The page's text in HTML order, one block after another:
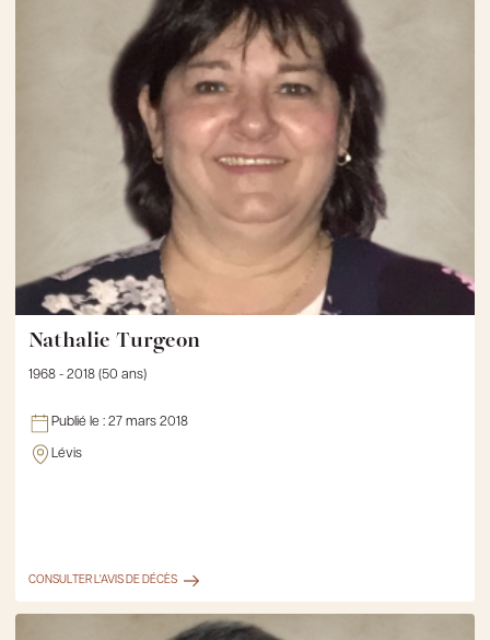
Nathalie Turgeon
1968 - 2018 (50 ans)
Publié le : 27 mars 2018
Lévis
CONSULTER L'AVIS DE DÉCÈS